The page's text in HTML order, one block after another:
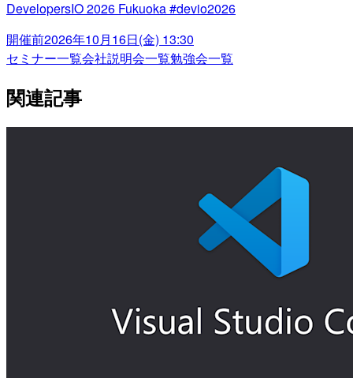
DevelopersIO 2026 Fukuoka #devio2026
開催前2026年10月16日(金) 13:30
セミナー一覧会社説明会一覧勉強会一覧
関連記事